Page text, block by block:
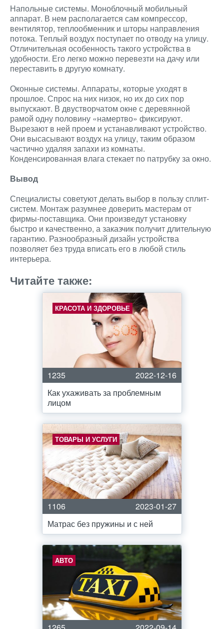
Напольные системы. Моноблочный мобильный
аппарат. В нем располагается сам компрессор,
вентилятор, теплообменник и шторы направления
потока. Теплый воздух поступает по отводу на улицу.
Отличительная особенность такого устройства в
удобности. Его легко можно перевезти на дачу или
переставить в другую комнату.
Оконные системы. Аппараты, которые уходят в
прошлое. Спрос на них низок, но их до сих пор
выпускают. В двустворчатом окне с деревянной
рамой одну половину «намертво» фиксируют.
Вырезают в ней проем и устанавливают устройство.
Они высасывают воздух на улицу, таким образом
частично удаляя запахи из комнаты.
Конденсированная влага стекает по патрубку за окно.
Вывод
Специалисты советуют делать выбор в пользу сплит-
систем. Монтаж разумнее доверить мастерам от
фирмы-поставщика. Они произведут установку
быстро и качественно, а заказчик получит длительную
гарантию. Разнообразный дизайн устройства
позволяет без труда вписать его в любой стиль
интерьера.
Читайте также:
КРАСОТА И ЗДОРОВЬЕ
1235
2022-12-16
Как ухаживать за проблемным
лицом
ТОВАРЫ И УСЛУГИ
1106
2023-01-27
Матрас без пружины и с ней
АВТО